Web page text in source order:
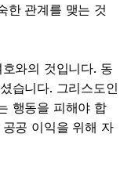
한 관계를 맺는 것
와의 것입니다. 동
습니다. 그리스도인
행동을 피해야 합
공 이익을 위해 자